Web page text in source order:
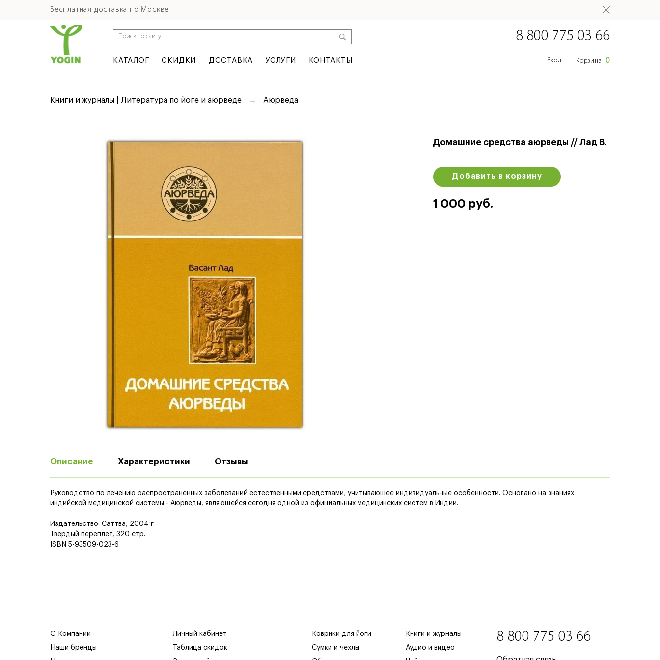
Бесплатная доставка по Москве
КАТАЛОГ СКИДКИ ДОСТАВКА УСЛУГИ КОНТАКТЫ
8 800 775 03 66
Вход Корзина 0
Книги и журналы | Литература по йоге и аюрведе Аюрведа
Домашние средства аюрведы // Лад В.
Добавить в корзину
1 000 руб.
Описание Характеристики Отзывы
Руководство по лечению распространенных заболеваний естественными средствами, учитывающее индивидуальные особенности. Основано на знаниях
индийской медицинской системы - Аюрведы, являющейся сегодня одной из официальных медицинских систем в Индии.
Издательство: Саттва, 2004 г.
Твердый переплет, 320 стр.
ISBN 5-93509-023-6
О Компании
Наши бренды
Личный кабинет
Таблица скидок
Коврики для йоги
Сумки и чехлы
Книги и журналы
Аудио и видео
8 800 775 03 66